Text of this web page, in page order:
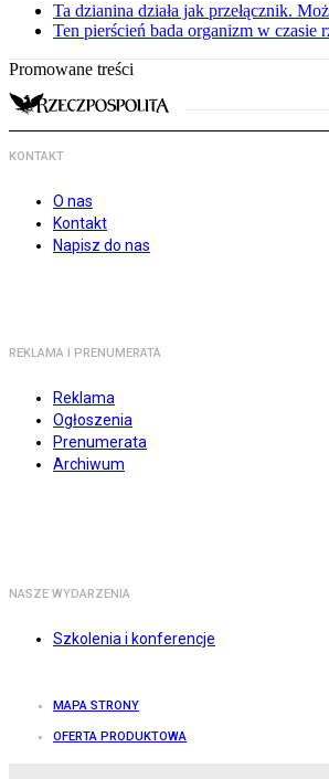
Ta dzianina działa jak przełącznik.
Ten pierścień bada organizm w
Promowane treści
KONTAKT
O nas
Kontakt
Napisz do nas
REKLAMA I PRENUMERATA
Reklama
Ogłoszenia
Prenumerata
Archiwum
NASZE WYDARZENIA
Szkolenia i konferencje
MAPA STRONY
OFERTA PRODUKTOWA